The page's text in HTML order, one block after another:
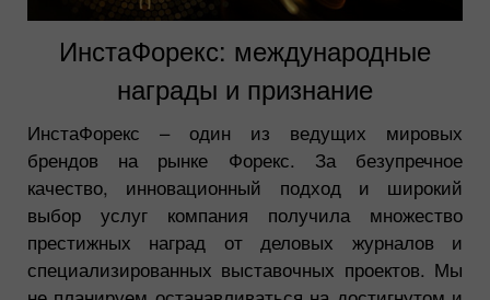
ИнстаФорекс: международные
награды и признание
ИнстаФорекс – один из ведущих мировых
брендов на рынке Форекс. За безупречное
качество, инновационный подход и широкий
выбор услуг компания получила множество
престижных наград от деловых журналов и
специализированных выставочных проектов. Мы